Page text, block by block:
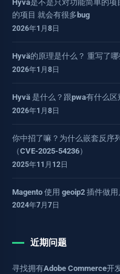
Hyvä是不是只对功能简单的
的项目 就会有很多bug
2026年1月8日
Hyvä的原理是什么？ 重写了
2026年1月8日
Hyvä 是什么？跟pwa有什么
2026年1月8日
你中招了嘛？为什么嵌套反序
（CVE-2025-54236）
2025年11月12日
Magento 使用 geoip2 插件做
2024年7月7日
近期问题
寻找拥有Adobe Commerce开